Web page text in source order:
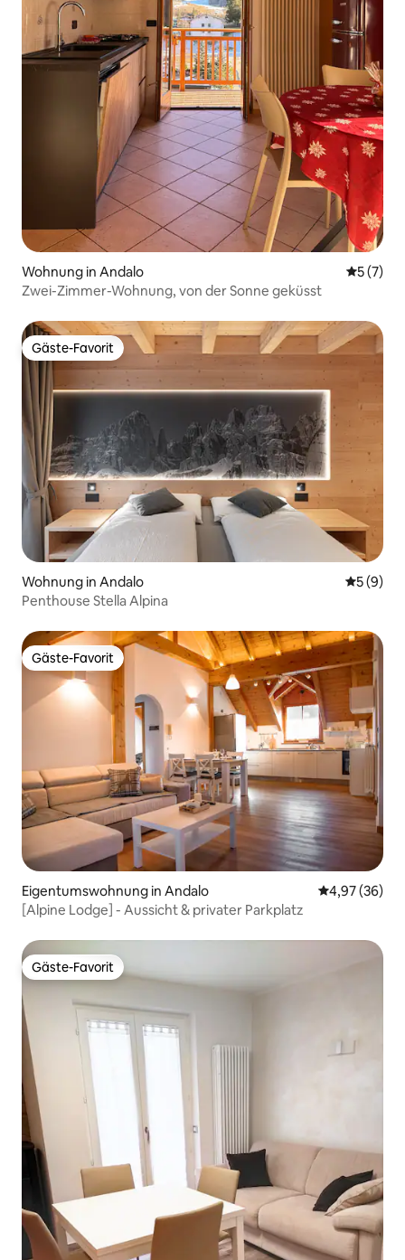
Wohnung in Andalo
5 (7)
Zwei-Zimmer-Wohnung, von der Sonne geküsst
Gäste-Favorit
Gäste-Favorit
Wohnung in Andalo
5 (9)
Penthouse Stella Alpina
Gäste-Favorit
Gäste-Favorit
Eigentumswohnung in Andalo
4,97 (36)
[Alpine Lodge] - Aussicht & privater Parkplatz
Gäste-Favorit
Gäste-Favorit